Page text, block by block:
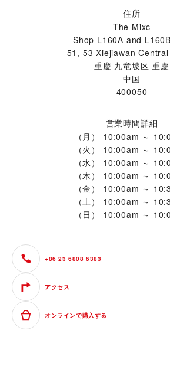
住所
The Mixc
Shop L160A and
51, 53 Xiejiawan
重慶 九竜坡区 重慶
中国
400050
営業時間詳細
（月）
10:00am ～
（火）
10:00am ～
（水）
10:00am ～
（木）
10:00am ～
（金）
10:00am ～
（土）
10:00am ～
（日）
10:00am ～
+86 23 6808 6383
アクセス
オンラインで購入する